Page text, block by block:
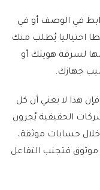
في الوصف أو في
احتياليا يُطلب منك
لسرقة هويتك أو
جهازك.
هذا لا يعني أن كل
الحقيقية يُجرون
حسابات موثقة،
فتجنب التفاعل